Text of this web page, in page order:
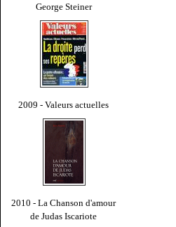
George Steiner
2009 - Valeurs actuelles
2010 - La Chanson d'amour
de Judas Iscariote